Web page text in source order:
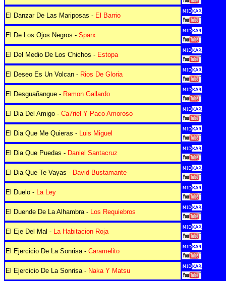
El Danzar De Las Mariposas - El Barrio
El De Los Ojos Negros - Sparx
El Del Medio De Los Chichos - Estopa
El Deseo Es Un Volcan - Rios De Gloria
El Desguañangue - Ramon Gallardo
El Dia Del Amigo - Ca7riel Y Paco Amoroso
El Dia Que Me Quieras - Luis Miguel
El Dia Que Puedas - Daniel Santacruz
El Dia Que Te Vayas - David Bustamante
El Duelo - La Ley
El Duende De La Alhambra - Los Requiebros
El Eje Del Mal - La Habitacion Roja
El Ejercicio De La Sonrisa - Caramelito
El Ejercicio De La Sonrisa - Naka Y Matsu